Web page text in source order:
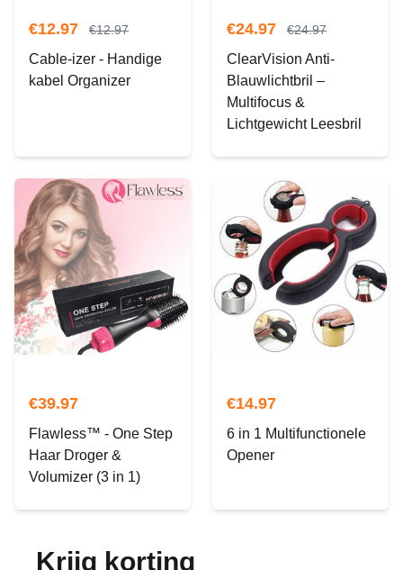
€12.97 €12.97
Cable-izer - Handige
kabel Organizer
€24.97 €24.97
ClearVision Anti-
Blauwlichtbril –
Multifocus &
Lichtgewicht Leesbril
€39.97
Flawless™ - One Step
Haar Droger &
Volumizer (3 in 1)
€14.97
6 in 1 Multifunctionele
Opener
Krijg korting